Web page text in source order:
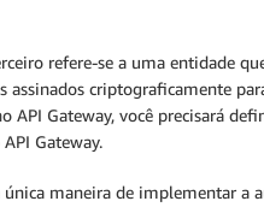
refere-se a uma entidade
criptograficamente
API Gateway, você precisará
Gateway.
maneira de implementar a